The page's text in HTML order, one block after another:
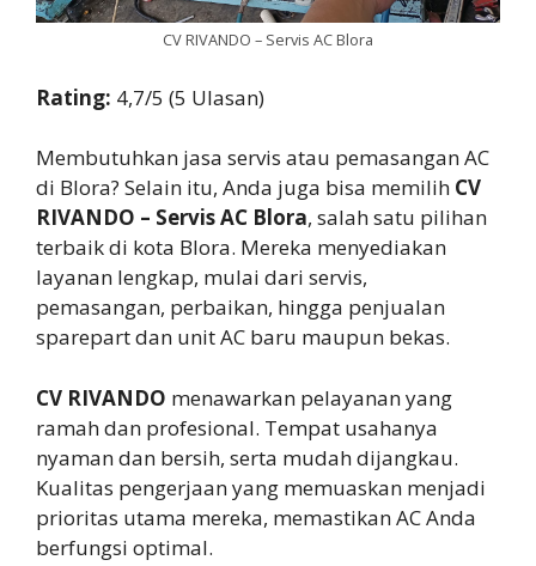
CV RIVANDO – Servis AC Blora
Rating: 4,7/5 (5 Ulasan)
Membutuhkan jasa servis atau pemasangan AC
di Blora? Selain itu, Anda juga bisa memilih CV
RIVANDO – Servis AC Blora, salah satu pilihan
terbaik di kota Blora. Mereka menyediakan
layanan lengkap, mulai dari servis,
pemasangan, perbaikan, hingga penjualan
sparepart dan unit AC baru maupun bekas.
CV RIVANDO menawarkan pelayanan yang
ramah dan profesional. Tempat usahanya
nyaman dan bersih, serta mudah dijangkau.
Kualitas pengerjaan yang memuaskan menjadi
prioritas utama mereka, memastikan AC Anda
berfungsi optimal.